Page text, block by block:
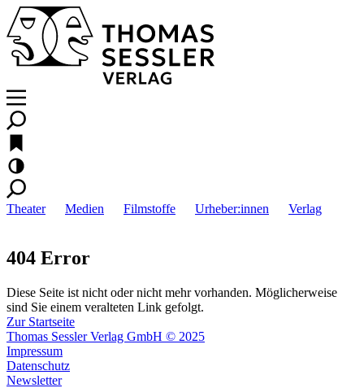
Theater Medien Filmstoffe Urheber:innen Verlag
404 Error
Diese Seite ist nicht oder nicht mehr vorhanden. Möglicherweise
sind Sie einem veralteten Link gefolgt.
Zur Startseite
Thomas Sessler Verlag GmbH © 2025
Impressum
Datenschutz
Newsletter